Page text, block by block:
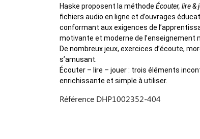
Haske proposent la méthode Écouter, lire &
fichiers audio en ligne et d’ouvrages
conformant aux exigences de
motivante et moderne de l’enseignement
De nombreux jeux, exercices d’écoute,
s’amusant.
Écouter – lire – jouer : trois éléments
enrichissante et simple à utiliser.
Référence DHP1002352-404